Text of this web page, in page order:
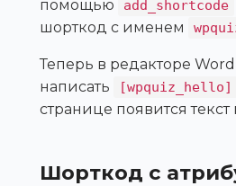
помощью
add_shortcode
шорткод с именем
Теперь в редакторе
написать
[wpquiz_hello]
странице появится текст
Шорткод с